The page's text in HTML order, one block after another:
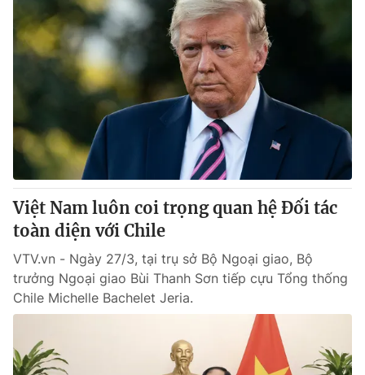
THỜI BÁO VTV
Theo dõi báo trên
Cơ quan chủ quản:
Đài Truyền hình Việt Nam
Cơ quan báo chí:
Giấy phép hoạt động báo in và báo điện tử số 483/GP-BTTTT
cấp ngày 29/12/2023
Tổng Biên tập:Vũ Thanh Thủy
Phó Tổng Biên tập:Nguyễn Thị Mỹ Hạnh, Phạm Quốc Thắng,
Nguyễn Trọng Ninh
Tổng đài VTV: 024.38 355 931 - 024.38 355 932
Ðiện thoại Thời báo VTV:024.66 897 897
Email: toasoan@vtv.vn
Liên hệ quảng cáo:024-7300.7108
Việt Nam luôn coi trọng quan hệ Đối tác
toàn diện với Chile
VTV.vn - Ngày 27/3, tại trụ sở Bộ Ngoại giao, Bộ
trưởng Ngoại giao Bùi Thanh Sơn tiếp cựu Tổng thống
Chile Michelle Bachelet Jeria.